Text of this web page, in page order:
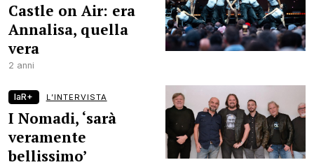
Castle on Air: era
Annalisa, quella
vera
2 anni
laR+ L’INTERVISTA
I Nomadi, ‘sarà
veramente
bellissimo’